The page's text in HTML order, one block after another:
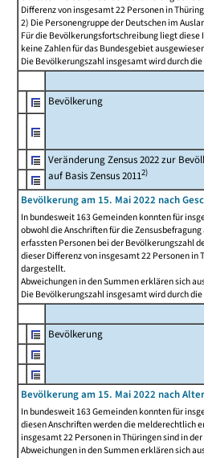
Differenz von insgesamt 22 Personen in
2) Die Personengruppe der Deutschen im
Für die Bevölkerungsfortschreibung liegt
keine Zahlen für das Bundesgebiet
Die Bevölkerungszahl insgesamt wird durch
Bevölkerung
Veränderung Zensus 2022 zur
auf Basis Zensus 20112)
Bevölkerung am 15. Mai 2022 nach
In bundesweit 163 Gemeinden konnten für
obwohl die Anschriften für die
erfassten Personen bei der Bevölkerungszahl
dieser Differenz von insgesamt 22 Personen
dargestellt.
Abweichungen in den Summen erklären sich
Die Bevölkerungszahl insgesamt wird durch
Bevölkerung
Bevölkerung am 15. Mai 2022 nach
In bundesweit 163 Gemeinden konnten für
diesen Anschriften werden die melderechtlich
insgesamt 22 Personen in Thüringen sind in
Abweichungen in den Summen erklären sich